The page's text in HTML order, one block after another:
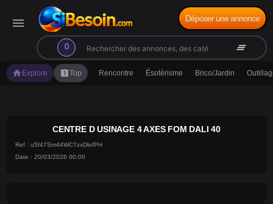
menu
0
search clear_all
Déposer une annonce
home Explore looks_oneTop Rencontre Ésotérisme Brico/Jardin
CENTRE D USINAGE 4 AXES FOM DALI 40
Ref : u5f47Sm44WC7zxDlofPH
Date : 20/03/2026 00:00